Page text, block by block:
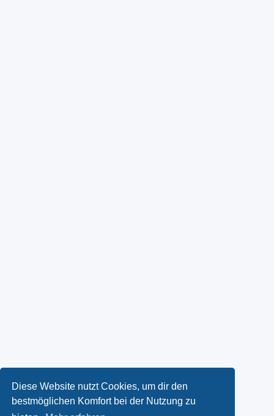
Diese Website nutzt Cookies, um dir den
bestmöglichen Komfort bei der Nutzung zu